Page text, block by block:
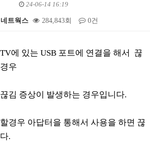
24-06-14 16:19
트웍스 284,843회 0건
에 있는 USB 포트에 연결을 해서 끊
우
김 증상이 발생하는 경우입니다.
경우 아답터을 통해서 사용을 하면 끊
.